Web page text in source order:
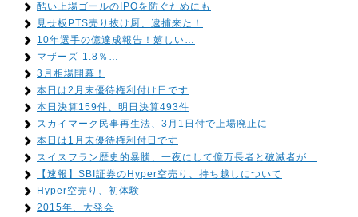
酷い上場ゴールのIPOを防ぐためにも
見せ板PTS売り抜け厨、逮捕来た！
10年選手の億達成報告！嬉しい…
マザーズ-1.8％…
3月相場開幕！
本日は2月末優待権利付け日です
本日決算159件、明日決算493件
スカイマーク民事再生法、3月1日付で上場廃止に
本日は1月末優待権利付日です
スイスフラン歴史的暴騰、一夜にして億万長者と破滅者が…
【速報】SBI証券のHyper空売り、持ち越しについて
Hyper空売り、初体験
2015年、大発会